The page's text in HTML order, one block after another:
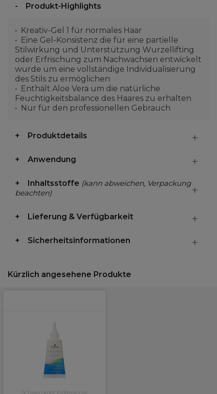
Produkt-Highlights
Kreativ-Gel 1 für normales Haar
Eine Gel-Konsistenz die für eine partielle
Stilwirkung und Unterstützung Wurzellifting
oder Erfrischung zum Nachwachsen entwickelt
wurde um eine vollständige Individualisierung
des Stils zu ermöglichen
Enthält Aloe Vera um die natürliche
Feuchtigkeitsbalance des Haares zu erhalten
Nur für den professionellen Gebrauch
Produktdetails
Anwendung
Inhaltsstoffe (kann abweichen, Verpackung
beachten)
Lieferung & Verfügbarkeit
Sicherheitsinformationen
Kürzlich angesehene Produkte
Schwarzkopf Professional